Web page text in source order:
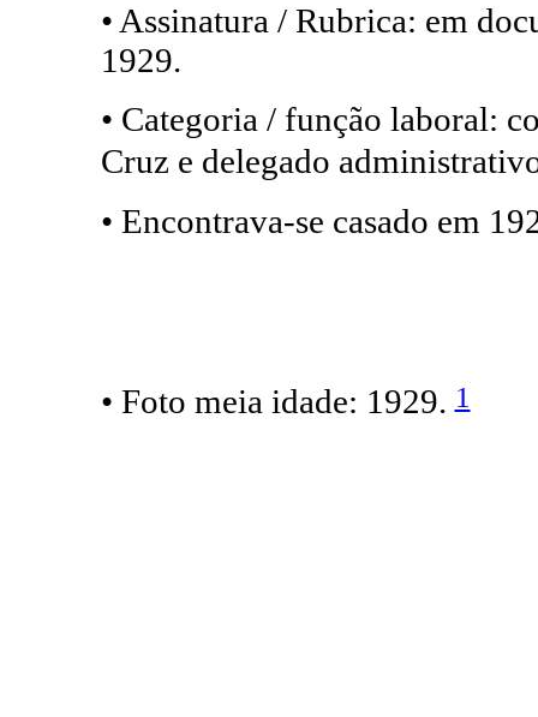
• Assinatura / Rubrica: em
1929.
• Categoria / função laboral:
Cruz e delegado
• Encontrava-se casado em
• Foto meia idade: 1929.1